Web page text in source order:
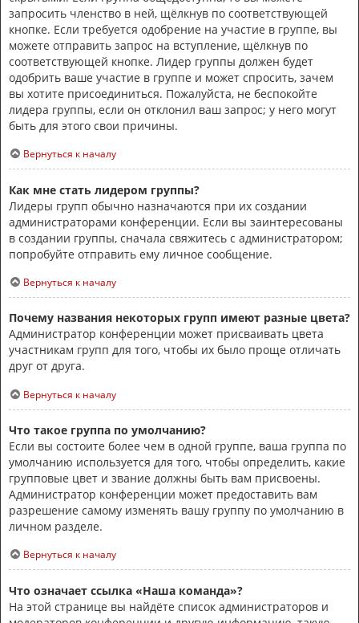
запросить членство в ней, щёлкнув по соответствующей
кнопке. Если требуется одобрение на участие в группе, вы
можете отправить запрос на вступление, щёлкнув по
соответствующей кнопке. Лидер группы должен будет
одобрить ваше участие в группе и может спросить, зачем
вы хотите присоединиться. Пожалуйста, не беспокойте
лидера группы, если он отклонил ваш запрос; у него могут
быть для этого свои причины.
Вернуться к началу
Как мне стать лидером группы?
Лидеры групп обычно назначаются при их создании
администраторами конференции. Если вы заинтересованы
в создании группы, сначала свяжитесь с администратором;
попробуйте отправить ему личное сообщение.
Вернуться к началу
Почему названия некоторых групп имеют разные цвета?
Администратор конференции может присваивать цвета
участникам групп для того, чтобы их было проще отличать
друг от друга.
Вернуться к началу
Что такое группа по умолчанию?
Если вы состоите более чем в одной группе, ваша группа по
умолчанию используется для того, чтобы определить, какие
групповые цвет и звание должны быть вам присвоены.
Администратор конференции может предоставить вам
разрешение самому изменять вашу группу по умолчанию в
личном разделе.
Вернуться к началу
Что означает ссылка «Наша команда»?
На этой странице вы найдёте список администраторов и